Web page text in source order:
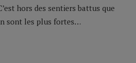
hors des sentiers battus que
sont les plus fortes…